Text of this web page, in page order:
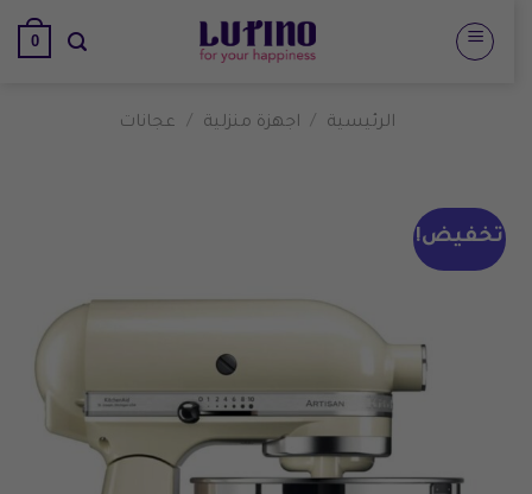
للمحتوى
0
الرئيسية / اجهزة منزلية / عجانات
تخفيض!